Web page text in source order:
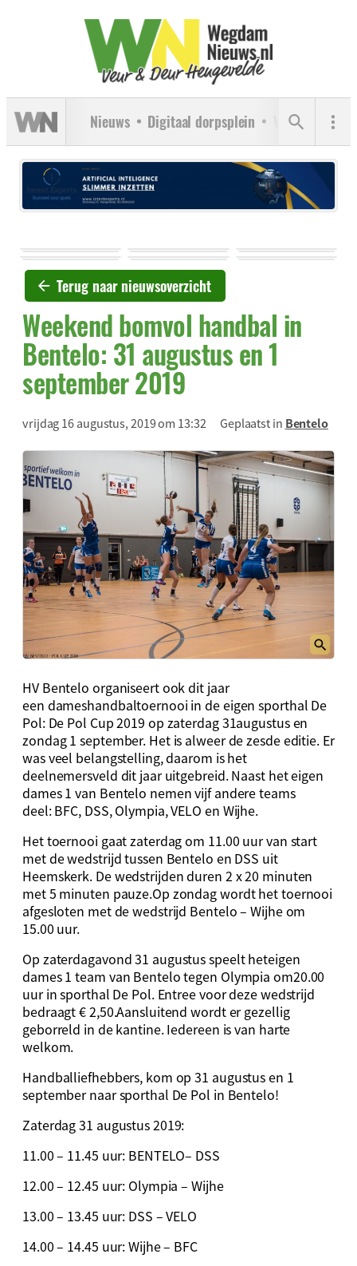
Nieuws Digitaal dorpsplein Verenigingen
Terug naar nieuwsoverzicht
Weekend bomvol handbal in
Bentelo: 31 augustus en 1
september 2019
vrijdag 16 augustus, 2019 om 13:32 Geplaatst in Bentelo
HV Bentelo organiseert ook dit jaar
een dameshandbaltoernooi in de eigen sporthal De
Pol: De Pol Cup 2019 op zaterdag 31augustus en
zondag 1 september. Het is alweer de zesde editie. Er
was veel belangstelling, daarom is het
deelnemersveld dit jaar uitgebreid. Naast het eigen
dames 1 van Bentelo nemen vijf andere teams
deel: BFC, DSS, Olympia, VELO en Wijhe.
Het toernooi gaat zaterdag om 11.00 uur van start
met de wedstrijd tussen Bentelo en DSS uit
Heemskerk. De wedstrijden duren 2 x 20 minuten
met 5 minuten pauze.Op zondag wordt het toernooi
afgesloten met de wedstrijd Bentelo – Wijhe om
15.00 uur.
Op zaterdagavond 31 augustus speelt heteigen
dames 1 team van Bentelo tegen Olympia om20.00
uur in sporthal De Pol. Entree voor deze wedstrijd
bedraagt € 2,50.Aansluitend wordt er gezellig
geborreld in de kantine. Iedereen is van harte
welkom.
Handballiefhebbers, kom op 31 augustus en 1
september naar sporthal De Pol in Bentelo!
Zaterdag 31 augustus 2019:
11.00 – 11.45 uur: BENTELO– DSS
12.00 – 12.45 uur: Olympia – Wijhe
13.00 – 13.45 uur: DSS – VELO
14.00 – 14.45 uur: Wijhe – BFC